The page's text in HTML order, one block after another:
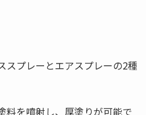
スプレーとエアスプレーの2種
料を噴射し、厚塗りが可能で